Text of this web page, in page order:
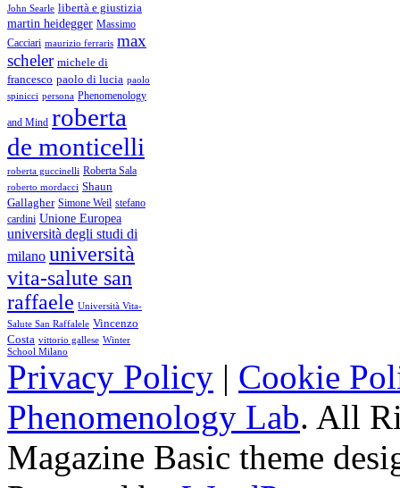
John Searle libertà e giustizia
martin heidegger Massimo
Cacciari maurizio ferraris max
scheler michele di
francesco paolo di lucia paolo
spinicci persona Phenomenology
and Mind roberta
de monticelli
roberta guccinelli Roberta Sala
roberto mordacci Shaun
Gallagher Simone Weil stefano
cardini Unione Europea
università degli studi di
milano università
vita-salute san
raffaele Università Vita-
Salute San Raffalele Vincenzo
Costa vittorio gallese Winter
School Milano
Privacy Policy | Cookie
Phenomenology Lab. All
Magazine Basic theme